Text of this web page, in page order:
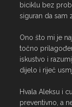
biciklu bez
siguran da sam
Ono što mi je
točno
iskustvo i
dijelo i riječ
Hvala Aleksu i
preventivno, a